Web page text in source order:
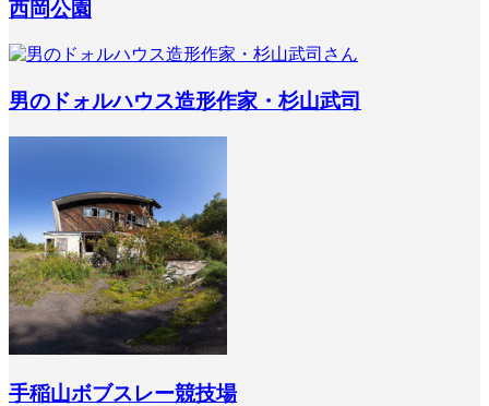
西岡公園
男のドォルハウス造形作家・杉山武司
手稲山ボブスレー競技場